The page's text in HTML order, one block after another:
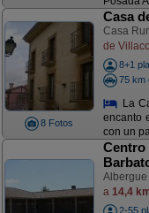
8 Fotos
Casa
Casa
de
8+1
75 km
La
encanto
con un
Centro
Albergue
a 14,4
2-55